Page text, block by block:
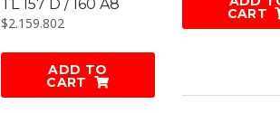
TL 157 D / 160 A8
$2.159.802
ADD TO
CART
CART